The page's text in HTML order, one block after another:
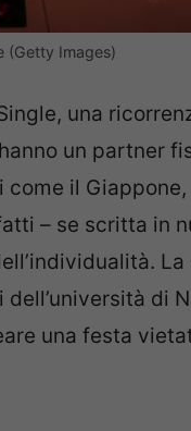
(Getty Images)
una
un partner
il Giappone,
– se scritta in
di
una festa